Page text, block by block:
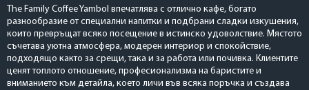
The Family Coffee Yambol впечатлява с отлично кафе, богато
разнообразие от специални напитки и подбрани сладки изкушения,
които превръщат всяко посещение в истинско удоволствие. Мястото
съчетава уютна атмосфера, модерен интериор и спокойствие,
подходящо както за срещи, така и за работа или почивка. Клиентите
ценят топлото отношение, професионализма на баристите и
вниманието към детайла, което личи във всяка поръчка и създава